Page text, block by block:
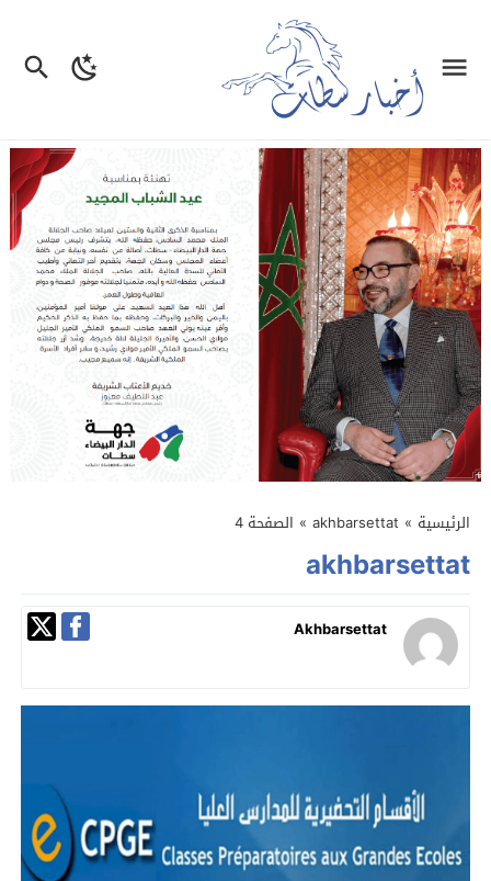
الرئيسية »
akhbarsettat
» الصفحة 4
akhbarsettat
Akhbarsettat